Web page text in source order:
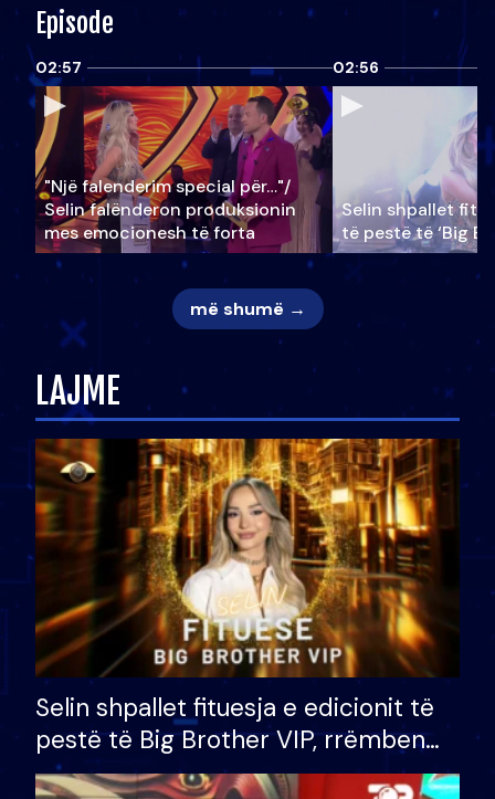
Episode
02:57
"Një falenderim special për…"/
Selin falënderon produksionin
mes emocionesh të forta
02:56
Selin shpallet
të pestë të ‘Big
më shumë →
LAJME
Selin shpallet fituesja e edicionit të
pestë të Big Brother VIP, rrëmben
çmimin e madh prej 100 mijë eurosh